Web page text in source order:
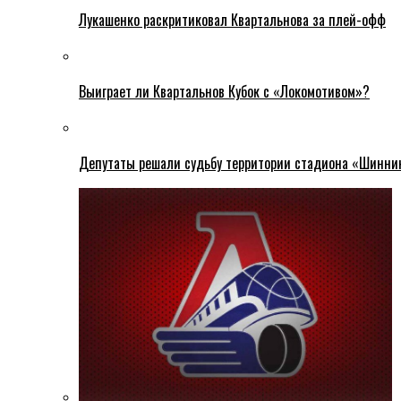
Лукашенко раскритиковал Квартальнова за плей-офф
Выиграет ли Квартальнов Кубок с «Локомотивом»?
Депутаты решали судьбу территории стадиона